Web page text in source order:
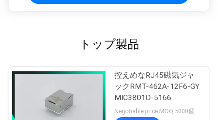
トップ製品
控えめなRJ45磁気ジャ
ックRMT-462A-12F6-GY
MIC3801D-5166
Negotiable price MOQ:5000個